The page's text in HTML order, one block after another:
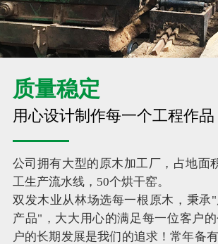
质量稳定
用心设计制作每一个工程作品
公司拥有大型的原木加工厂，占地面
工生产流水线，50个烘干窑。
双发木业从林场选每一根原木，秉承
产品"，大大用心的满足每一位客户
户的长期发展是我们的追求！常年备